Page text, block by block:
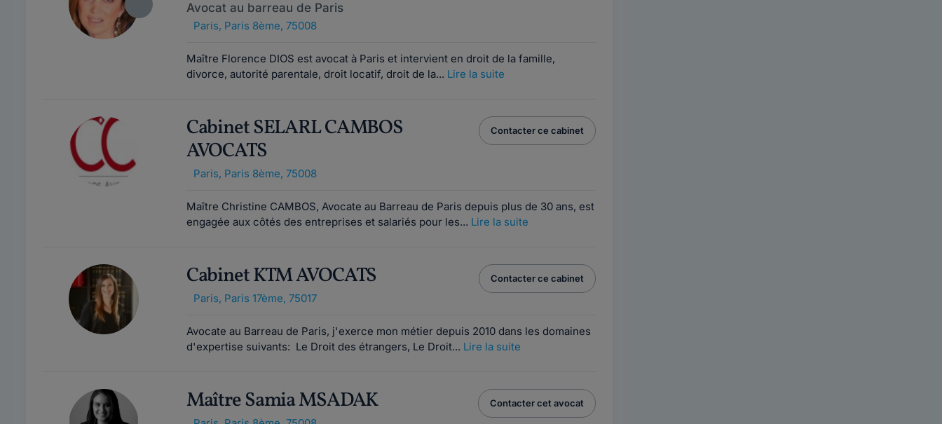
Avocat au barreau de Paris
Paris, Paris 8ème, 75008
Maître Florence DIOS est avocat à Paris et intervient en droit de la famille,
divorce, autorité parentale, droit locatif, droit de la... Lire la suite
Cabinet SELARL CAMBOS
AVOCATS
Paris, Paris 8ème, 75008
Contacter ce cabinet
Maître Christine CAMBOS, Avocate au Barreau de Paris depuis plus de 30 ans, est
engagée aux côtés des entreprises et salariés pour les... Lire la suite
Cabinet KTM AVOCATS
Paris, Paris 17ème, 75017
Contacter ce cabinet
Avocate au Barreau de Paris, j'exerce mon métier depuis 2010 dans les domaines
d'expertise suivants: Le Droit des étrangers, Le Droit... Lire la suite
Maître Samia MSADAK Contacter cet avocat